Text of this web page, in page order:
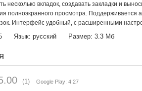
несколько вкладок, создавать закладки и
полноэкранного просмотра. Поддерживается
Интерфейс удобный, с расширенными
Язык: русский Размер: 3.3 Мб
(1) Google Play: 4.27